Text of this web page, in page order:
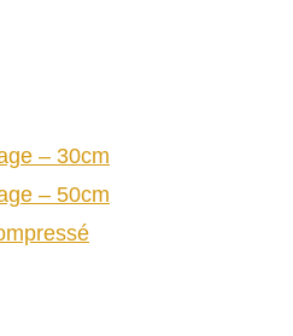
– 30cm
– 50cm